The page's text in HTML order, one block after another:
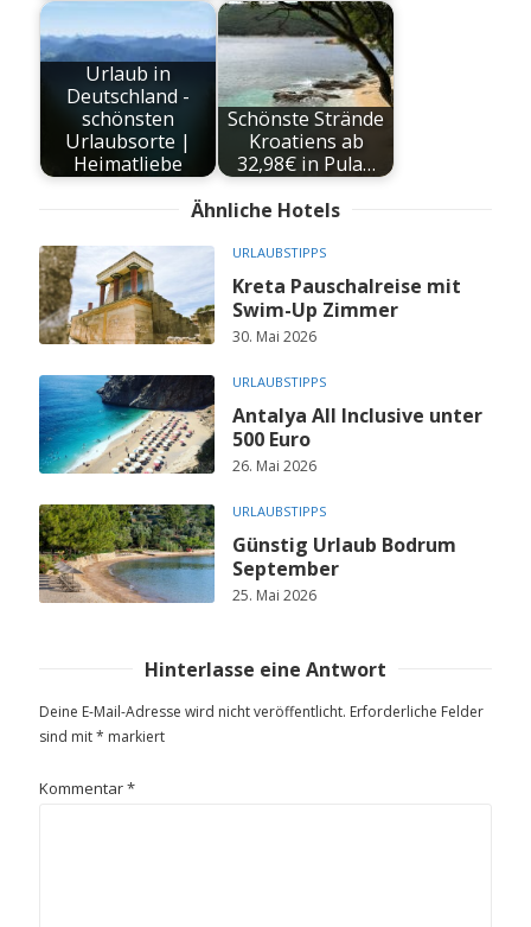
Urlaub in
Deutschland -
schönsten
Urlaubsorte |
Heimatliebe
Schönste Strände
Kroatiens ab
32,98€ in Pula…
Ähnliche Hotels
URLAUBSTIPPS
Kreta Pauschalreise mit
Swim-Up Zimmer
30. Mai 2026
URLAUBSTIPPS
Antalya All Inclusive unter
500 Euro
26. Mai 2026
URLAUBSTIPPS
Günstig Urlaub Bodrum
September
25. Mai 2026
Hinterlasse eine Antwort
Deine E-Mail-Adresse wird nicht veröffentlicht. Erforderliche Felder
sind mit* markiert
Kommentar*